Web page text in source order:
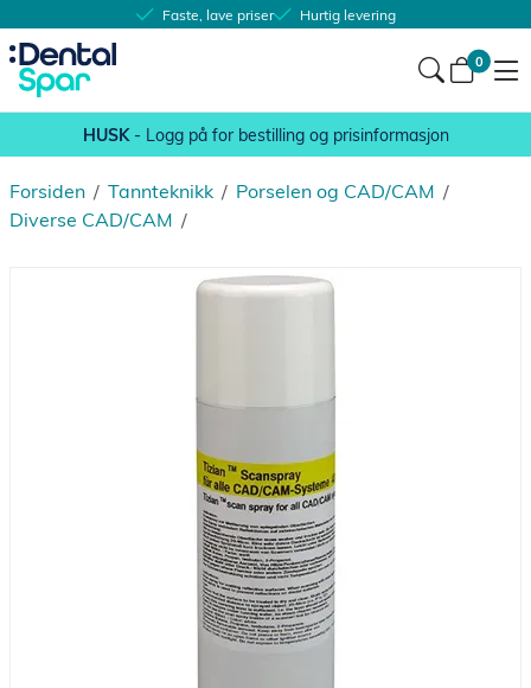
Faste, lave priser Hurtig levering
0
HUSK- Logg på for bestilling og prisinformasjon
/
Forsiden /
Tannteknikk /
Porselen og CAD/CAM
/
Diverse CAD/CAM